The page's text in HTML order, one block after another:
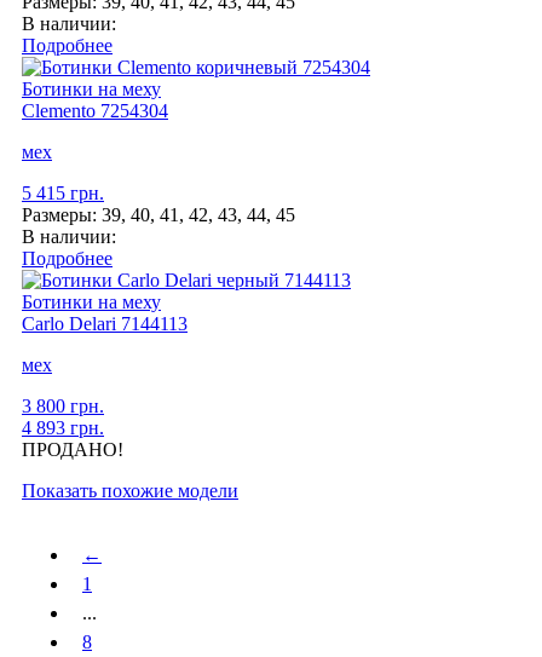
В наличии:
Подробнее
Ботинки на меху
Clemento 7254304
мех
5 415 грн.
Размеры: 39, 40, 41, 42, 43, 44, 45
В наличии:
Подробнее
Ботинки на меху
Carlo Delari 7144113
мех
3 800 грн.
4 893 грн.
ПРОДАНО!
Показать похожие модели
←
1
...
8